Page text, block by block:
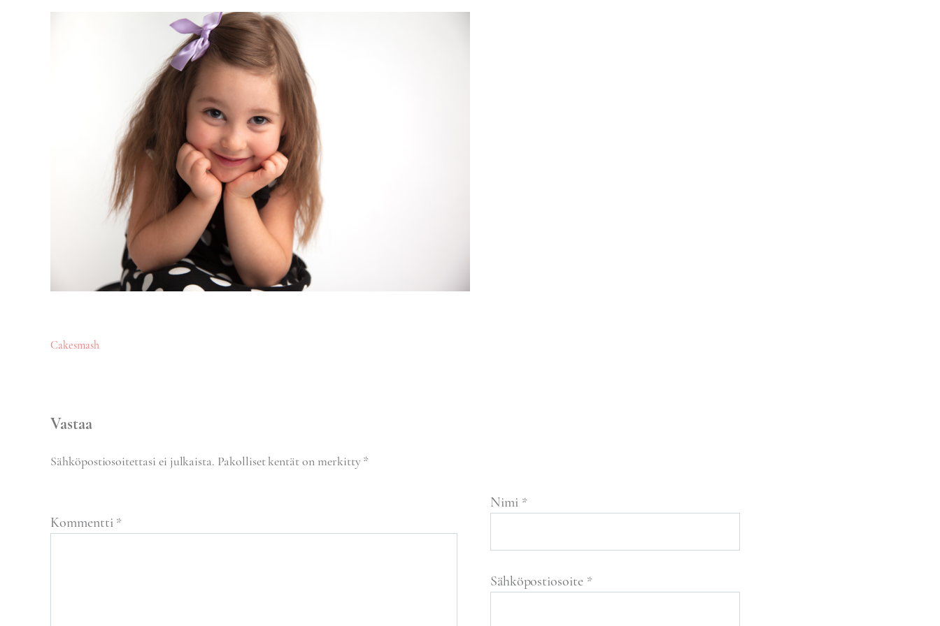
Artikkelien
Cakesmash
Vastaa
Sähköpostiosoitettasi ei julkaista. Pakolliset kentät on merkitty*
Kommentti *
Nimi *
Sähköpostiosoite *